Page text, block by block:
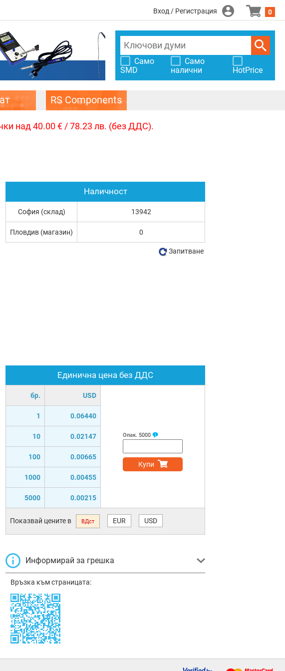
Вход / Регистрация 0
Само
SMD
Само
налични
HotPrice
RS Components
над 40.00 € / 78.23 лв. (без ДДС).
Единична цена без ДДС
бр. USD
1 0.06440
10 0.02147
100 0.00665
1000 0.00455
5000 0.00215
Опак. 5000
Купи
Показвай цените в ВДст EUR USD
Информирай за грешка
Връзка към страницата:
Наличност
София (склад) 13942
Пловдив (магазин) 0
Запитване